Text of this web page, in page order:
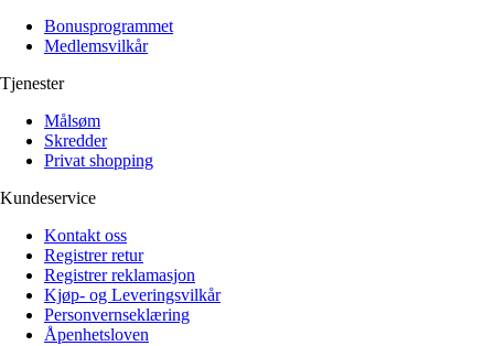
Bonusprogrammet
Medlemsvilkår
Tjenester
Målsøm
Skredder
Privat shopping
Kundeservice
Kontakt oss
Registrer retur
Registrer reklamasjon
Kjøp- og Leveringsvilkår
Personvernseklæring
Åpenhetsloven